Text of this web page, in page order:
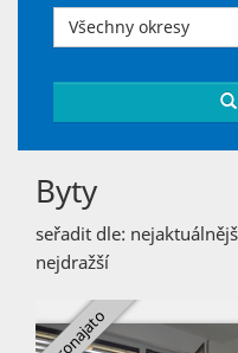
Všechny okresy
Byty
seřadit dle:
nejdražší